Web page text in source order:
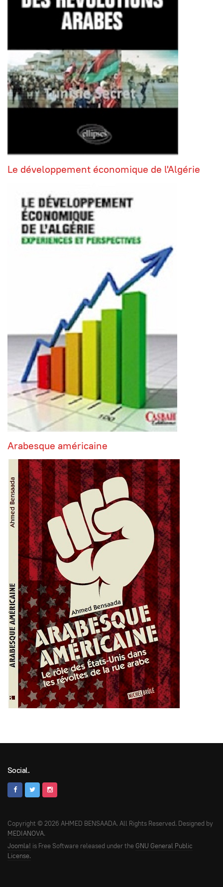
Le développement économique de l'Algérie
Arabesque américaine
Social.
Copyright © 2026 AHMED BENSAADA. All Rights Reserved. Designed by
MEDIANOVA.
Joomla! is Free Software released under the GNU General Public
License.